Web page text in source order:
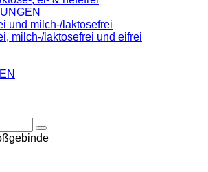
und milch-/laktosefrei
milch-/laktosefrei und eifrei